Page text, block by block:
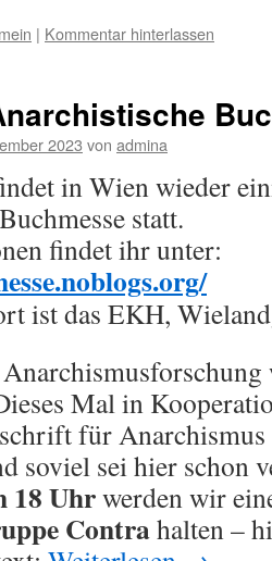
| Kommentar hinterlassen
2023 von admina
in Wien wieder
statt.
findet ihr unter:
ist das EKH,
Mal in
für
soviel sei hier schon
18 Uhrwerden wir
Contrahalten –